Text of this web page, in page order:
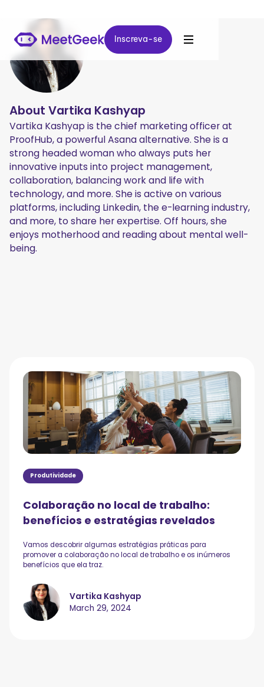
Inscreva-se
Inscreva-se
About Vartika Kashyap
Vartika Kashyap is the chief marketing officer at
ProofHub, a powerful Asana alternative. She is a
strong headed woman who always puts her
innovative inputs into project management,
collaboration, balancing work and life with
technology, and more. She is active on various
platforms, including Linkedin, the e-learning industry,
and more, to share her expertise. Off hours, she
enjoys motherhood and reading about mental well-
being.
Produtividade
Colaboração no local de trabalho:
benefícios e estratégias revelados
Vamos descobrir algumas estratégias práticas para
promover a colaboração no local de trabalho e os inúmeros
benefícios que ela traz.
Vartika Kashyap
March 29, 2024